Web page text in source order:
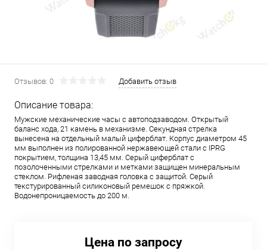
Отзывов: 0 Добавить отзыв
Описание товара:
Мужские механические часы с автоподзаводом. Открытый
баланс хода, 21 камень в механизме. Секундная стрелка
вынесена на отдельный малый циферблат. Корпус диаметром 45
мм выполнен из полированной нержавеющей стали с IPRG
покрытием, толщина 13,45 мм. Серый циферблат с
позолоченными стрелками и метками защищен минеральным
стеклом. Рифленая заводная головка с защитой. Серый
текстурированный силиконовый ремешок с пряжкой.
Водонепроницаемость до 200 м.
Цена по запросу